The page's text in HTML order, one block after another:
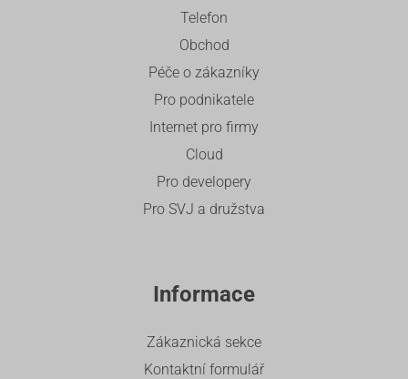
Telefon
Obchod
Péče o zákazníky
Pro podnikatele
Internet pro firmy
Cloud
Pro developery
Pro SVJ a družstva
Informace
Zákaznická sekce
Kontaktní formulář